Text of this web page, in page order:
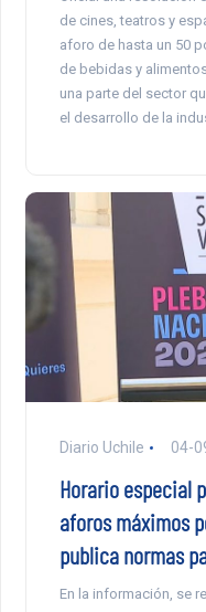
de cines, teatros y
aforo de hasta un 50
de bebidas y
una parte del sector
el desarrollo de la
Diario Uchile 04-
Horario especial
aforos máximos
publica normas
En la información, se